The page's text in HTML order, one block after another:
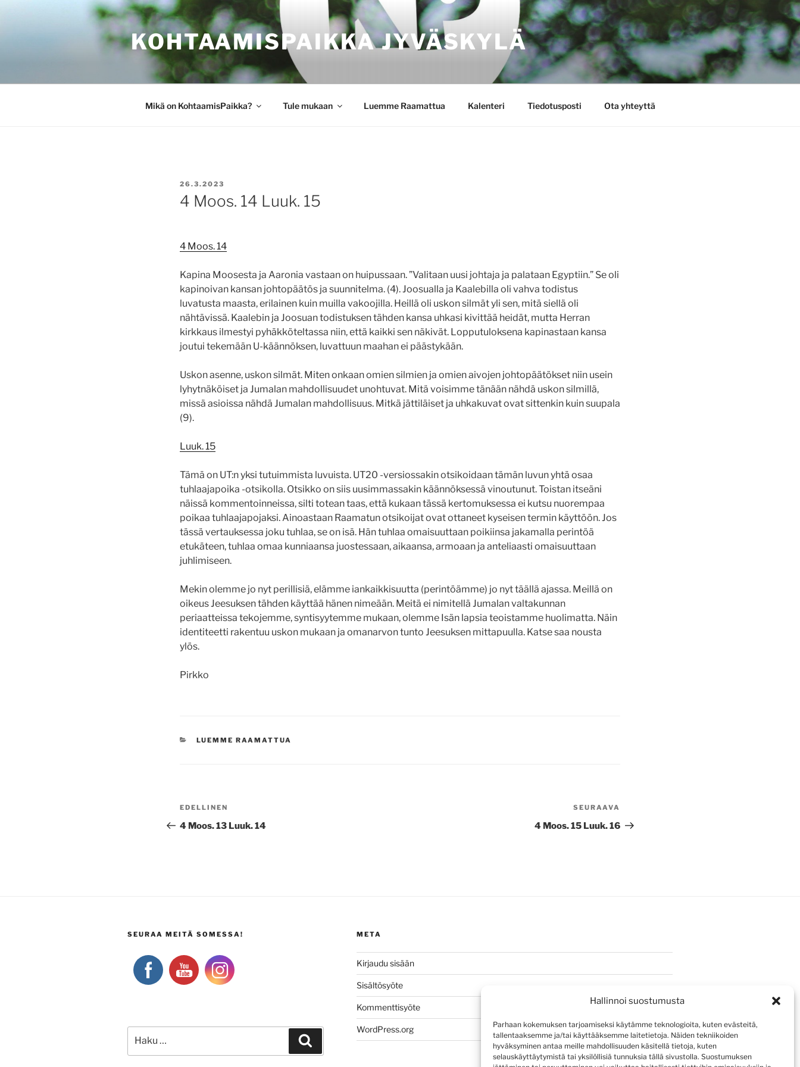
Hallinnoi suostumusta
Parhaan kokemuksen tarjoamiseksi käytämme teknologioita, kuten evästeitä,
tallentaaksemme ja/tai käyttääksemme laitetietoja. Näiden tekniikoiden
hyväksyminen antaa meille mahdollisuuden käsitellä tietoja, kuten
selauskäyttäytymistä tai yksilöllisiä tunnuksia tällä sivustolla. Suostumuksen
KOHTAAMISPAIKKA JYVÄSKYLÄ
Mikä on KohtaamisPaikka? Tule mukaan Luemme Raamattua Kalenteri Tiedotusposti Ota yhteyttä
JULKAISTU
26.3.2023
4 Moos. 14 Luuk. 15
4 Moos. 14
Kapina Moosesta ja Aaronia vastaan on huipussaan. ”Valitaan uusi johtaja ja palataan Egyptiin.” Se oli
kapinoivan kansan johtopäätös ja suunnitelma. (4). Joosualla ja Kaalebilla oli vahva todistus
luvatusta maasta, erilainen kuin muilla vakoojilla. Heillä oli uskon silmät yli sen, mitä siellä oli
nähtävissä. Kaalebin ja Joosuan todistuksen tähden kansa uhkasi kivittää heidät, mutta Herran
kirkkaus ilmestyi pyhäkköteltassa niin, että kaikki sen näkivät. Lopputuloksena kapinastaan kansa
joutui tekemään U-käännöksen, luvattuun maahan ei päästykään.
Uskon asenne, uskon silmät. Miten onkaan omien silmien ja omien aivojen johtopäätökset niin usein
lyhytnäköiset ja Jumalan mahdollisuudet unohtuvat. Mitä voisimme tänään nähdä uskon silmillä,
missä asioissa nähdä Jumalan mahdollisuus. Mitkä jättiläiset ja uhkakuvat ovat sittenkin kuin suupala
(9).
Luuk. 15
Tämä on UT:n yksi tutuimmista luvuista. UT20 -versiossakin otsikoidaan tämän luvun yhtä osaa
tuhlaajapoika -otsikolla. Otsikko on siis uusimmassakin käännöksessä vinoutunut. Toistan itseäni
näissä kommentoinneissa, silti totean taas, että kukaan tässä kertomuksessa ei kutsu nuorempaa
poikaa tuhlaajapojaksi. Ainoastaan Raamatun otsikoijat ovat ottaneet kyseisen termin käyttöön. Jos
tässä vertauksessa joku tuhlaa, se on isä. Hän tuhlaa omaisuuttaan poikiinsa jakamalla perintöä
etukäteen, tuhlaa omaa kunniaansa juostessaan, aikaansa, armoaan ja anteliaasti omaisuuttaan
juhlimiseen.
Mekin olemme jo nyt perillisiä, elämme iankaikkisuutta (perintöämme) jo nyt täällä ajassa. Meillä on
oikeus Jeesuksen tähden käyttää hänen nimeään. Meitä ei nimitellä Jumalan valtakunnan
periaatteissa tekojemme, syntisyytemme mukaan, olemme Isän lapsia teoistamme huolimatta. Näin
identiteetti rakentuu uskon mukaan ja omanarvon tunto Jeesuksen mittapuulla. Katse saa nousta
ylös.
Pirkko
KATEGORIAT
LUEMME RAAMATTUA
Artikkelien
selaus
Edellinen
artikkeli
EDELLINEN
4 Moos. 13 Luuk. 14
artikkeli
SEURAAVA
4 Moos. 15 Luuk. 16
SEURAA MEITÄ SOMESSA! META
Kirjaudu sisään
Sisältösyöte
Kommenttisyöte
WordPress.org